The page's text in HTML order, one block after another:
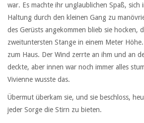
war. Es machte ihr unglaublichen Spaß, sich
Haltung durch den kleinen Gang zu
des Gerüsts angekommen blieb sie hocken,
zweituntersten Stange in einem Meter
zum Haus. Der Wind zerrte an ihm und an
deckte, aber innen war noch immer alles
Vivienne wusste das.
Übermut überkam sie, und sie beschloss,
jeder Sorge die Stirn zu bieten.